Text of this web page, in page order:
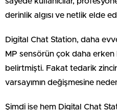
derinlik algısı ve netlik elde
Digital Chat Station, daha
MP sensörün çok daha
belirtmişti. Fakat tedarik
varsayımın değişmesine
Şimdi ise hem Digital Chat